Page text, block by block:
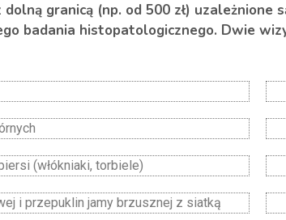
granicą (np. od 500 zł)
histopatologicznego. Dwie wizyty
(włókniaki, torbiele)
i przepuklin jamy brzusznej z siatką